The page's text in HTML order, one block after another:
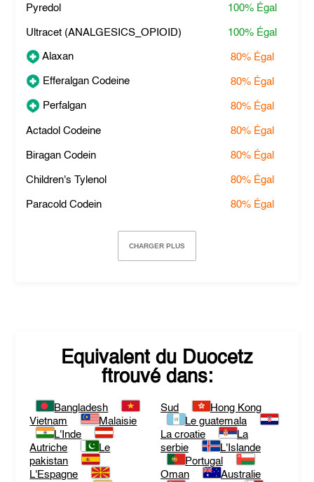
Pyredol 100% Égal
Ultracet (ANALGESICS_OPIOID) 100% Égal
Alaxan 80% Égal
Efferalgan Codeine 80% Égal
Perfalgan 80% Égal
Actadol Codeine 80% Égal
Biragan Codein 80% Égal
Children's Tylenol 80% Égal
Paracold Codein 80% Égal
CHARGER PLUS
Equivalent du Duocetz
ftrouvé dans:
Bangladesh
Vietnam
Malaisie
L'Inde
Autriche
Le
pakistan
L'Espagne
Sud
Hong Kong
Le guatemala
La croatie
La
serbie
L'Islande
Portugal
Oman
Australie